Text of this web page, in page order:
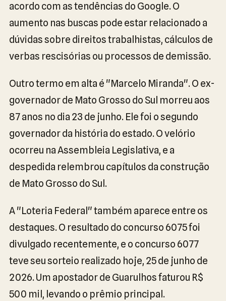
acordo com as tendências do Google. O
aumento nas buscas pode estar relacionado a
dúvidas sobre direitos trabalhistas, cálculos de
verbas rescisórias ou processos de demissão.
Outro termo em alta é "Marcelo Miranda". O ex-
governador de Mato Grosso do Sul morreu aos
87 anos no dia 23 de junho. Ele foi o segundo
governador da história do estado. O velório
ocorreu na Assembleia Legislativa, e a
despedida relembrou capítulos da construção
de Mato Grosso do Sul.
A "Loteria Federal" também aparece entre os
destaques. O resultado do concurso 6075 foi
divulgado recentemente, e o concurso 6077
teve seu sorteio realizado hoje, 25 de junho de
2026. Um apostador de Guarulhos faturou R$
500 mil, levando o prêmio principal.